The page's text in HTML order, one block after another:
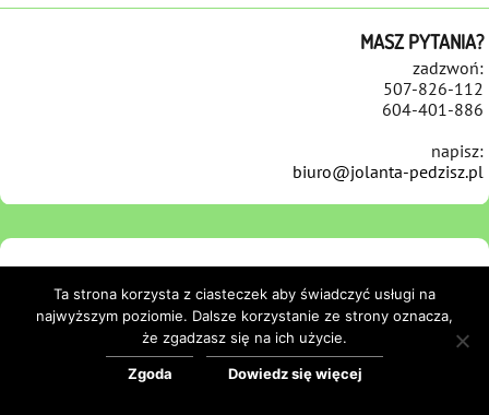
MASZ PYTANIA?
zadzwoń:
507-826-112
604-401-886
napisz:
biuro@jolanta-pedzisz.pl
REFERENCJE
KONTAKT POLITYKA COOKIES
Ta strona korzysta z ciasteczek aby świadczyć usługi na
najwyższym poziomie. Dalsze korzystanie ze strony oznacza,
że zgadzasz się na ich użycie.
Zgoda Dowiedz się więcej